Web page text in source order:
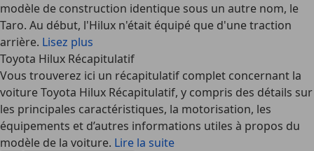
modèle de construction identique sous un autre nom, le
Taro. Au début, l'Hilux n'était équipé que d'une traction
arrière. Lisez plus
Toyota Hilux Récapitulatif
Vous trouverez ici un récapitulatif complet concernant la
voiture Toyota Hilux Récapitulatif, y compris des détails sur
les principales caractéristiques, la motorisation, les
équipements et d’autres informations utiles à propos du
modèle de la voiture. Lire la suite